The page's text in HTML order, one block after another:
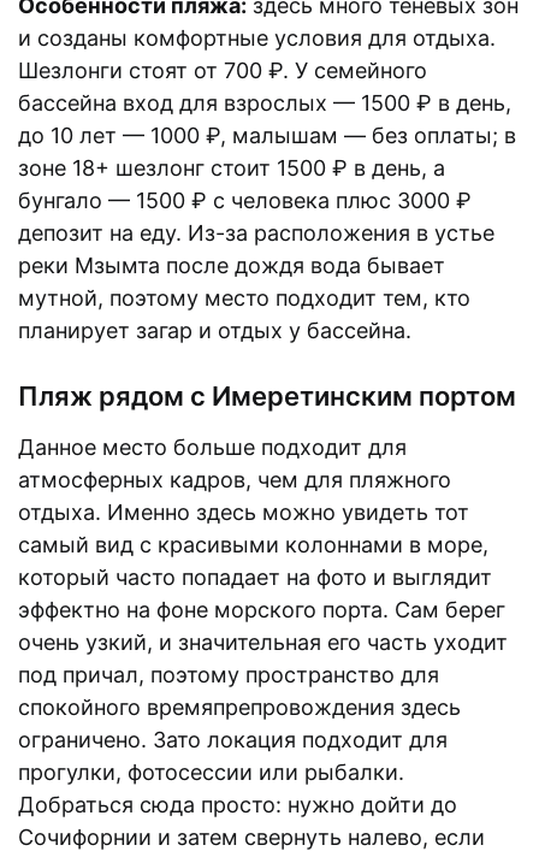
Особенности пляжа: здесь много теневых зон
и созданы комфортные условия для отдыха.
Шезлонги стоят от 700 ₽. У семейного
бассейна вход для взрослых — 1500 ₽ в день,
до 10 лет — 1000 ₽, малышам — без оплаты; в
зоне 18+ шезлонг стоит 1500 ₽ в день, а
бунгало — 1500 ₽ с человека плюс 3000 ₽
депозит на еду. Из-за расположения в устье
реки Мзымта после дождя вода бывает
мутной, поэтому место подходит тем, кто
планирует загар и отдых у бассейна.
Пляж рядом с Имеретинским портом
Данное место больше подходит для
атмосферных кадров, чем для пляжного
отдыха. Именно здесь можно увидеть тот
самый вид с красивыми колоннами в море,
который часто попадает на фото и выглядит
эффектно на фоне морского порта. Сам берег
очень узкий, и значительная его часть уходит
под причал, поэтому пространство для
спокойного времяпрепровождения здесь
ограничено. Зато локация подходит для
прогулки, фотосессии или рыбалки.
Добраться сюда просто: нужно дойти до
Сочифорнии и затем свернуть налево, если